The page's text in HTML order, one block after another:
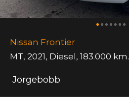
Nissan Frontier
MT, 2021, Diesel, 183.000 km.
Jorgebobb